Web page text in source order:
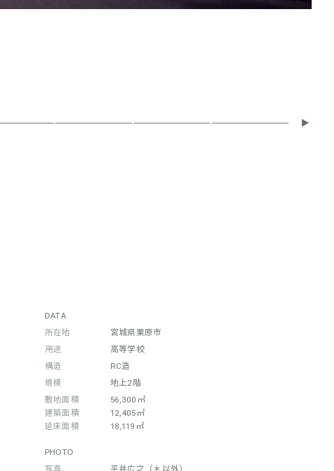
DATA
所在地
宮城県栗原市
用途
高等学校
構造
RC造
規模
地上2階
敷地面積
建築面積
延床面積
56,300㎡
12,405㎡
18,119㎡
PHOTO
写真
平井広之（＊以外）